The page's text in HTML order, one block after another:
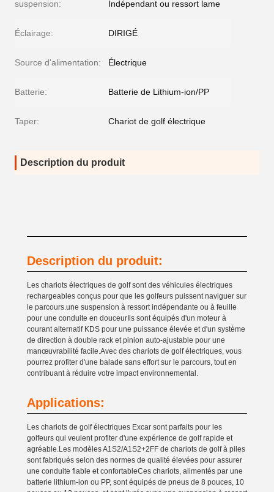
suspension: Indépendant ou ressort lame
Éclairage: DIRIGÉ
Source d'alimentation: Électrique
Batterie: Batterie de Lithium-ion/PP
Taper: Chariot de golf électrique
Description du produit
Description du produit:
Les chariots électriques de golf sont des véhicules électriques
rechargeables conçus pour que les golfeurs puissent naviguer sur
le parcours.une suspension à ressort indépendante ou à feuille
pour une conduite en douceurIls sont équipés d'un moteur à
courant alternatif KDS pour une puissance élevée et d'un système
de direction à double rack et pinion auto-ajustable pour une
manœuvrabilité facile.Avec des chariots de golf électriques, vous
pourrez profiter d'une balade sans effort sur le parcours, tout en
contribuant à réduire votre impact environnemental.
Applications:
Les chariots de golf électriques Excar sont parfaits pour les
golfeurs qui veulent profiter d'une expérience de golf rapide et
agréable.Les modèles A1S2/A1S2+2FF de chariots de golf à piles
sont fabriqués selon des normes de qualité élevées pour assurer
une conduite fiable et confortableCes chariots, alimentés par une
batterie lithium-ion ou PP, sont équipés de pneus de 8 pouces, 10